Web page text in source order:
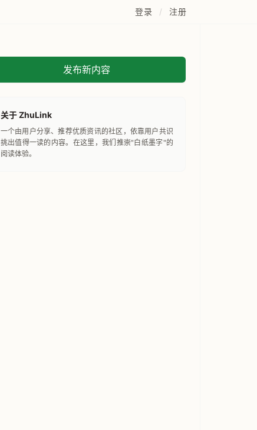
登录 / 注册
发布新内容
关于 ZhuLink
一个由用户分享、推荐优质资讯的社区，依靠用户共识
挑出值得一读的内容。在这里，我们推崇"白纸墨字"的
阅读体验。